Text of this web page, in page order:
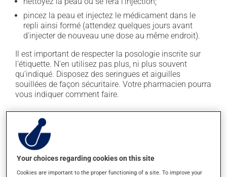
pincez la peau et injectez le médicament dans le
repli ainsi formé (attendez quelques jours avant
d'injecter de nouveau une dose au même endroit).
Il est important de respecter la posologie inscrite sur
l'étiquette. N'en utilisez pas plus, ni plus souvent
qu'indiqué. Disposez des seringues et aiguilles
souillées de façon sécuritaire. Votre pharmacien pourra
vous indiquer comment faire.
Effets indésirables
En plus de ses effets recherchés, ce produit peut à
l'occasion entraîner certains effets indésirables (effets
secondaires), notamment :
Your choices regarding cookies on this site
Cookies are important to the proper functioning of a site. To improve your